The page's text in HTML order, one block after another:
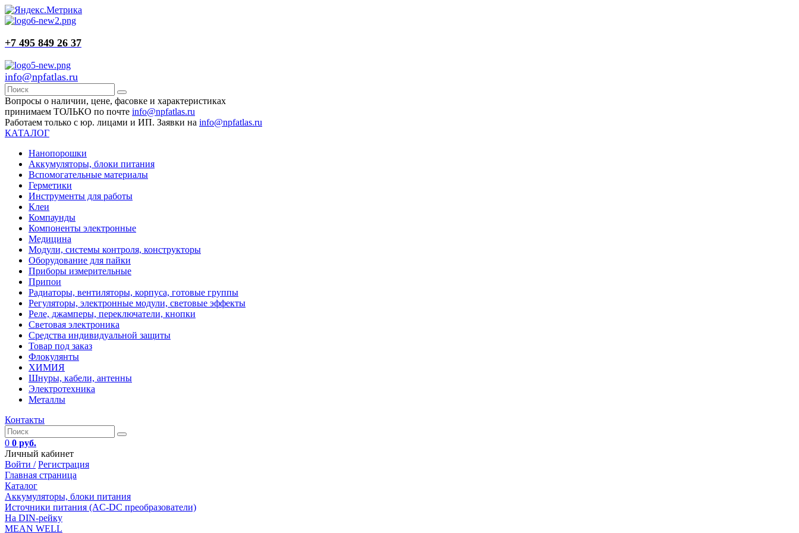
+7 495 849 26 37
info@npfatlas.ru
Вопросы о наличии, цене, фасовке и характеристиках
принимаем ТОЛЬКО по почте info@npfatlas.ru
Работаем только с юр. лицами и ИП. Заявки на info@npfatlas.ru
КАТАЛОГ
Нанопорошки
Аккумуляторы, блоки питания
Вспомогательные материалы
Герметики
Инструменты для работы
Клеи
Компаунды
Компоненты электронные
Медицина
Модули, системы контроля, конструкторы
Оборудование для пайки
Приборы измерительные
Припои
Радиаторы, вентиляторы, корпуса, готовые группы
Регуляторы, электронные модули, световые эффекты
Реле, джамперы, переключатели, кнопки
Световая электроника
Средства индивидуальной защиты
Товар под заказ
Флокулянты
ХИМИЯ
Шнуры, кабели, антенны
Электротехника
Металлы
Контакты
0 0 руб.
Личный кабинет
Войти / Регистрация
Главная страница
Каталог
Аккумуляторы, блоки питания
Источники питания (AC-DC преобразователи)
На DIN-рейку
MEAN WELL